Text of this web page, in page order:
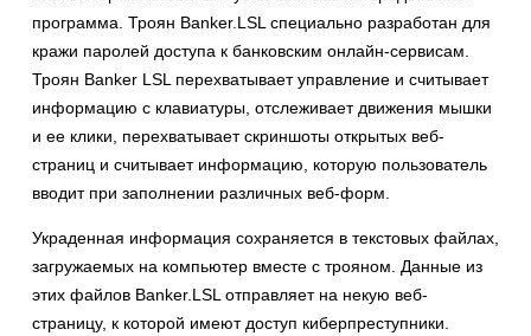
программа. Троян Banker.LSL специально разработан для
кражи паролей доступа к банковским онлайн-сервисам.
Троян Banker LSL перехватывает управление и считывает
информацию с клавиатуры, отслеживает движения мышки
и ее клики, перехватывает скриншоты открытых веб-
страниц и считывает информацию, которую пользователь
вводит при заполнении различных веб-форм.
Украденная информация сохраняется в текстовых файлах,
загружаемых на компьютер вместе с трояном. Данные из
этих файлов Banker.LSL отправляет на некую веб-
страницу, к которой имеют доступ киберпреступники.